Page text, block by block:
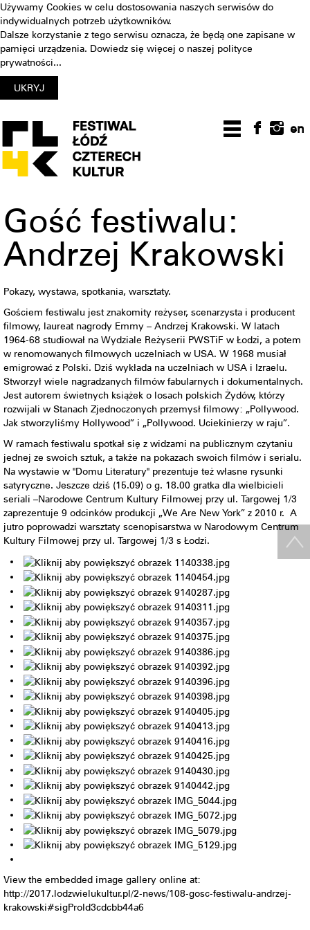
Używamy Cookies w celu dostosowania naszych serwisów do
indywidualnych potrzeb użytkowników.
Dalsze korzystanie z tego serwisu oznacza, że będą one zapisane w
pamięci urządzenia. Dowiedz się więcej o naszej polityce
prywatności...
en
Gość festiwalu:
Andrzej Krakowski
Pokazy, wystawa, spotkania, warsztaty.
Gościem festiwalu jest znakomity reżyser, scenarzysta i producent
filmowy, laureat nagrody Emmy – Andrzej Krakowski. W latach
1964-68 studiował na Wydziale Reżyserii PWSTiF w Łodzi, a potem
w renomowanych filmowych uczelniach w USA. W 1968 musiał
emigrować z Polski. Dziś wykłada na uczelniach w USA i Izraelu.
Stworzył wiele nagradzanych filmów fabularnych i dokumentalnych.
Jest autorem świetnych książek o losach polskich Żydów, którzy
rozwijali w Stanach Zjednoczonych przemysł filmowy: „Pollywood.
Jak stworzyliśmy Hollywood” i „Pollywood. Uciekinierzy w raju”.
W ramach festiwalu spotkał się z widzami na publicznym czytaniu
jednej ze swoich sztuk, a także na pokazach swoich filmów i serialu.
Na wystawie w "Domu Literatury" prezentuje też własne rysunki
satyryczne. Jeszcze dziś (15.09) o g. 18.00 gratka dla wielbicieli
seriali –Narodowe Centrum Kultury Filmowej przy ul. Targowej 1/3
zaprezentuje 9 odcinków produkcji „We Are New York” z 2010 r. A
jutro poprowadzi warsztaty scenopisarstwa w Narodowym Centrum
Kultury Filmowej przy ul. Targowej 1/3 s Łodzi.
View the embedded image gallery online at:
http://2017.lodzwielukultur.pl/2-news/108-gosc-festiwalu-andrzej-
krakowski#sigProId3cdcbb44a6